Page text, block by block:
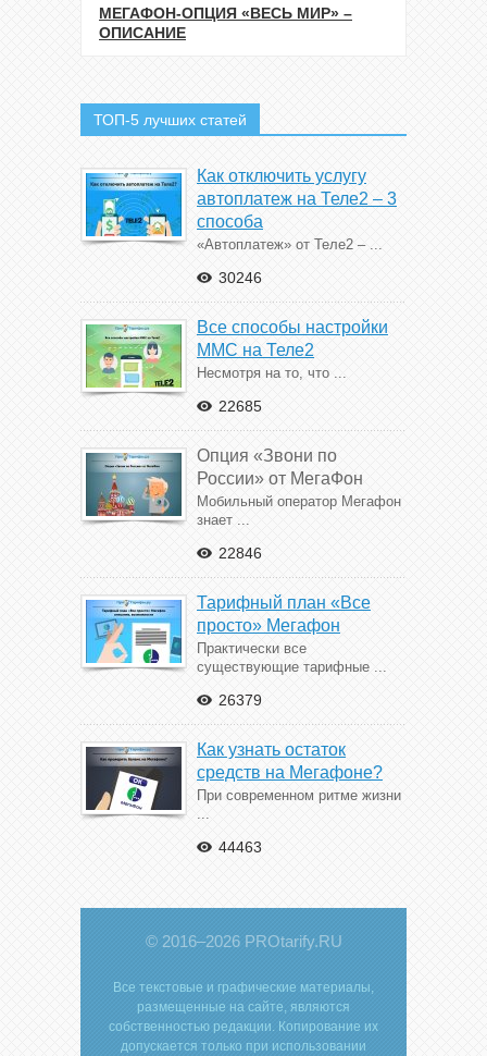
МЕГАФОН-ОПЦИЯ «ВЕСЬ МИР» –
ОПИСАНИЕ
ТОП-5 лучших статей
Как отключить услугу
автоплатеж на Теле2 – 3
способа
«Автоплатеж» от Теле2 – ...
30246
Все способы настройки
ММС на Теле2
Несмотря на то, что ...
22685
Опция «Звони по
России» от МегаФон
Мобильный оператор Мегафон
знает ...
22846
Тарифный план «Все
просто» Мегафон
Практически все
существующие тарифные ...
26379
Как узнать остаток
средств на Мегафоне?
При современном ритме жизни
44463
© 2016–2026 PROtarify.RU
Все текстовые и графические материалы,
размещенные на сайте, являются
собственностью редакции. Копирование их
допускается только при использовании